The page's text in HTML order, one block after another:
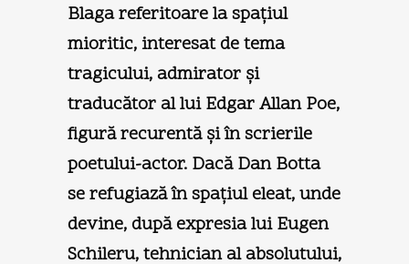
Blaga referitoare la spaţiul
mioritic, interesat de tema
tragicului, admirator şi
traducător al lui Edgar Allan Poe,
figură recurentă şi în scrierile
poetului-actor. Dacă Dan Botta
se refugiază în spaţiul eleat, unde
devine, după expresia lui Eugen
Schileru, tehnician al absolutului,